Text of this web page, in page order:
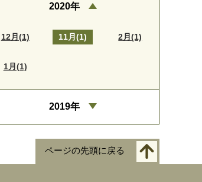
2020年
12月(1) 11月(1) 2月(1)
1月(1)
2019年
ページの先頭に戻る